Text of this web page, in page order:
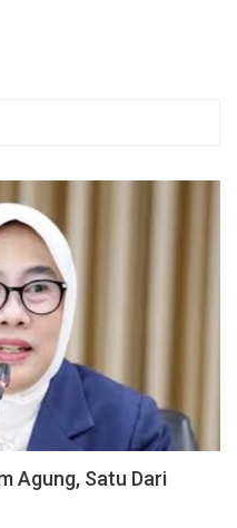
Agung, Satu Dari